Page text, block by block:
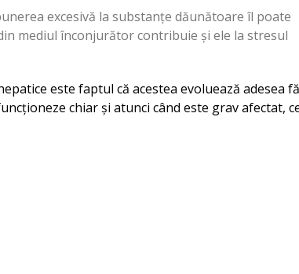
excesivă la substanțe dăunătoare îl poate
mediul înconjurător contribuie și ele la stresul
este faptul că acestea evoluează adesea
chiar și atunci când este grav afectat,